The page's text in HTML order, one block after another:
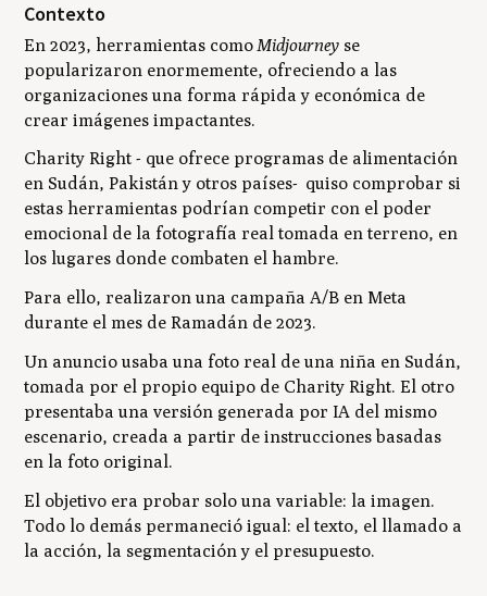
Contexto
En 2023, herramientas como Midjourney se
popularizaron enormemente, ofreciendo a las
organizaciones una forma rápida y económica de
crear imágenes impactantes.
Charity Right - que ofrece programas de alimentación
en Sudán, Pakistán y otros países- quiso comprobar si
estas herramientas podrían competir con el poder
emocional de la fotografía real tomada en terreno, en
los lugares donde combaten el hambre.
Para ello, realizaron una campaña A/B en Meta
durante el mes de Ramadán de 2023.
Un anuncio usaba una foto real de una niña en Sudán,
tomada por el propio equipo de Charity Right. El otro
presentaba una versión generada por IA del mismo
escenario, creada a partir de instrucciones basadas
en la foto original.
El objetivo era probar solo una variable: la imagen.
Todo lo demás permaneció igual: el texto, el llamado a
la acción, la segmentación y el presupuesto.